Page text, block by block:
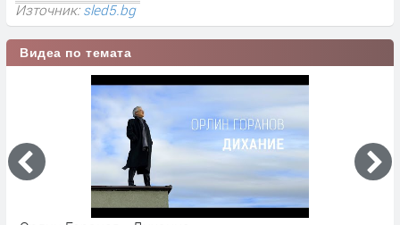
Източник: sled5.bg
Видеа по темата